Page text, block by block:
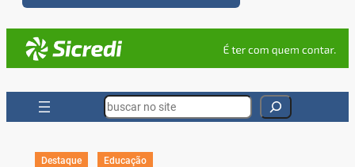
Search
Destaque Educação